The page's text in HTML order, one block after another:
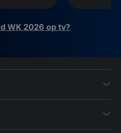
WK 2026 op tv?